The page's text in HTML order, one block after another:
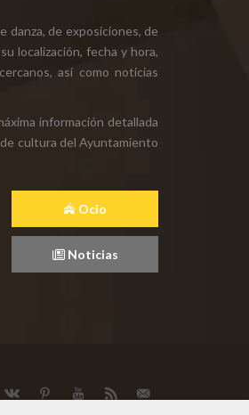
danza, de exposiciones, de
localización, fecha y hora,
así como noticias
información detallada
cultura del Ayuntamiento
Ocio
Noticias